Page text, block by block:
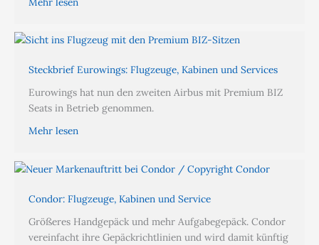
Steckbrief Eurowings: Flugzeuge, Kabinen und Services
Eurowings hat nun den zweiten Airbus mit Premium BIZ
Seats in Betrieb genommen.
Mehr lesen
Condor: Flugzeuge, Kabinen und Service
Größeres Handgepäck und mehr Aufgabegepäck. Condor
vereinfacht ihre Gepäckrichtlinien und wird damit künftig